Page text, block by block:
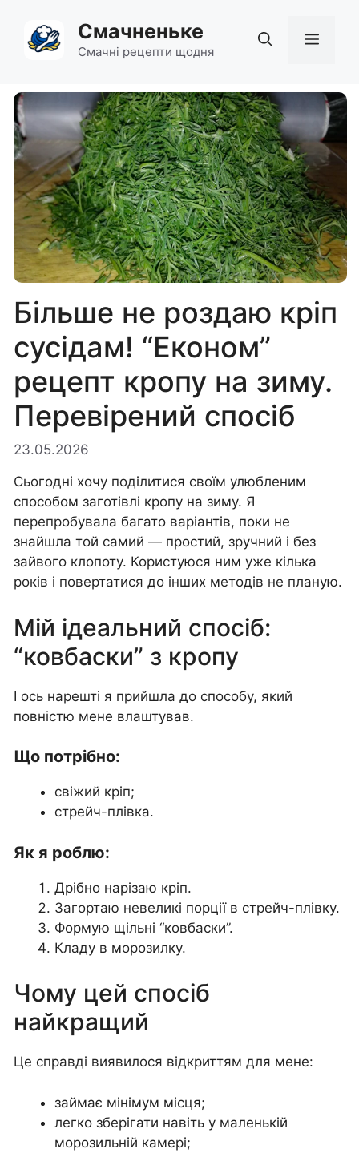
вмісту
Смачненьке
Смачні рецепти щодня
Більше не роздаю кріп
сусідам! “Економ”
рецепт кропу на зиму.
Перевірений спосіб
23.05.2026
Сьогодні хочу поділитися своїм улюбленим
способом заготівлі кропу на зиму. Я
перепробувала багато варіантів, поки не
знайшла той самий — простий, зручний і без
зайвого клопоту. Користуюся ним уже кілька
років і повертатися до інших методів не планую.
Мій ідеальний спосіб:
“ковбаски” з кропу
І ось нарешті я прийшла до способу, який
повністю мене влаштував.
Що потрібно:
свіжий кріп;
стрейч-плівка.
Як я роблю:
Дрібно нарізаю кріп.
Загортаю невеликі порції в стрейч-плівку.
Формую щільні “ковбаски”.
Кладу в морозилку.
Чому цей спосіб
найкращий
Це справді виявилося відкриттям для мене:
займає мінімум місця;
легко зберігати навіть у маленькій
морозильній камері;